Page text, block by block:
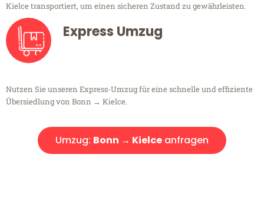
Kielce transportiert, um einen sicheren Zustand zu gewährleisten.
Express Umzug
Nutzen Sie unseren Express-Umzug für eine schnelle und effiziente
Übersiedlung von Bonn → Kielce.
Umzug: Bonn → Kielce anfragen